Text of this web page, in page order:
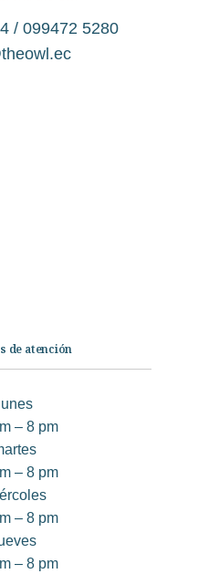
/ 099472 5280
de atención
lunes
– 8 pm
– 8 pm
– 8 pm
– 8 pm